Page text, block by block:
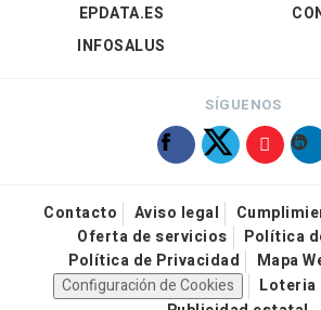
EPDATA.ES
INFOSALUS
SÍGUENOS
Contacto Aviso legal
Oferta de servicios
Política
Política de Privacidad
Mapa
Configuración de Cookies
Loteria